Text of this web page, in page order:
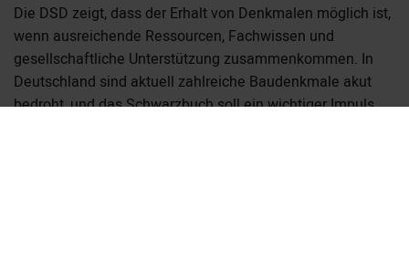
Die DSD zeigt, dass der Erhalt von Denkmalen möglich ist,
wenn ausreichende Ressourcen, Fachwissen und
gesellschaftliche Unterstützung zusammenkommen. In
Deutschland sind aktuell zahlreiche Baudenkmale akut
bedroht, und das Schwarzbuch soll ein wichtiger Impuls